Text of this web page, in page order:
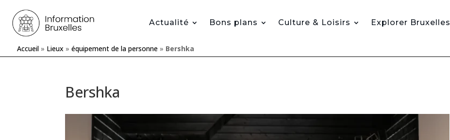
Actualité Bons plans Culture & Loisirs Explorer Bruxelles
Accueil » Lieux » équipement de la personne » Bershka
Bershka